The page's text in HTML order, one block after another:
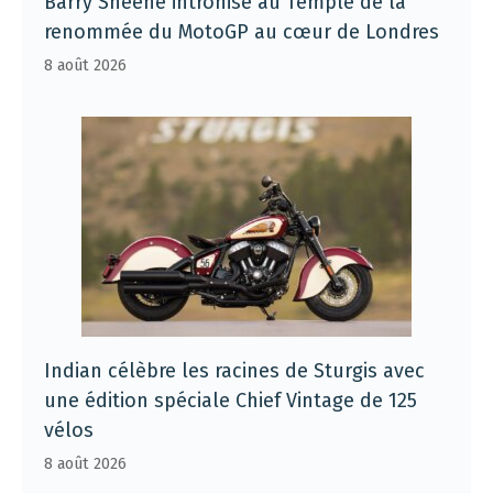
renommée du MotoGP au cœur de Londres
8 août 2026
Indian célèbre les racines de Sturgis avec
une édition spéciale Chief Vintage de 125
vélos
8 août 2026